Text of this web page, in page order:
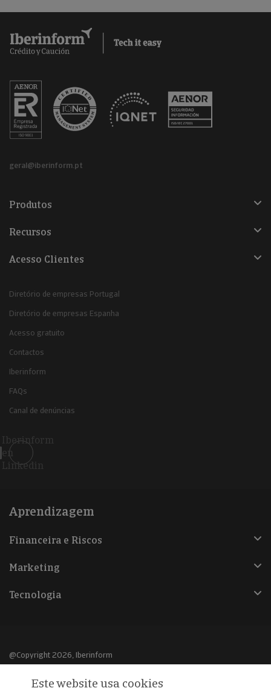
geral@iberinform.pt
Produtos
Recursos
Acesso Clientes
Diretório de empresas Portugal
Diretório de empresas Espanha
Acesso gratuito
Contactos
Iberinform
FAQs
Canal de denúncias
Iberinform
en
Linkedin
Aprendizagem
Financeira e Riscos
Marketing
Tecnologia
@Copyright 2026, Iberinform
Aviso legalEste website usa cookies